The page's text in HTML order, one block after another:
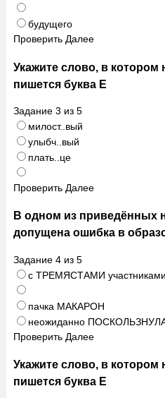
будущего
Проверить Далее
Укажите слово, в котором
пишется буква Е
Задание 3 из 5
милост..вый
улыбч..вый
плать..це
Проверить Далее
В одном из приведённых
допущена ошибка в
Задание 4из 5
с ТРЕМЯСТАМИ участниками
пачка МАКАРОН
неожиданно
Проверить Далее
Укажите слово, в котором
пишется буква Е